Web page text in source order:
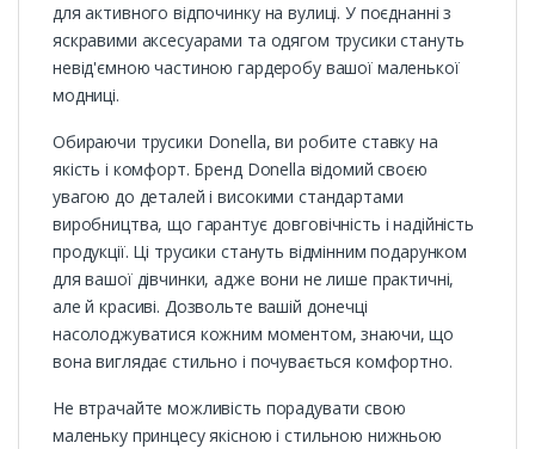
для активного відпочинку на вулиці. У поєднанні з
яскравими аксесуарами та одягом трусики стануть
невід'ємною частиною гардеробу вашої маленької
модниці.
Обираючи трусики Donella, ви робите ставку на
якість і комфорт. Бренд Donella відомий своєю
увагою до деталей і високими стандартами
виробництва, що гарантує довговічність і надійність
продукції. Ці трусики стануть відмінним подарунком
для вашої дівчинки, адже вони не лише практичні,
але й красиві. Дозвольте вашій донечці
насолоджуватися кожним моментом, знаючи, що
вона виглядає стильно і почувається комфортно.
Не втрачайте можливість порадувати свою
маленьку принцесу якісною і стильною нижньою